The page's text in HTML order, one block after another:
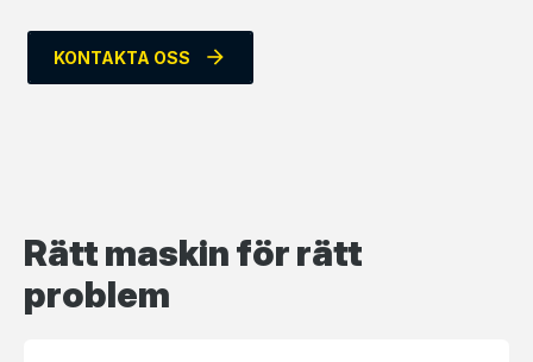
KONTAKTA OSS arrow_forward
Rätt maskin för rätt
problem